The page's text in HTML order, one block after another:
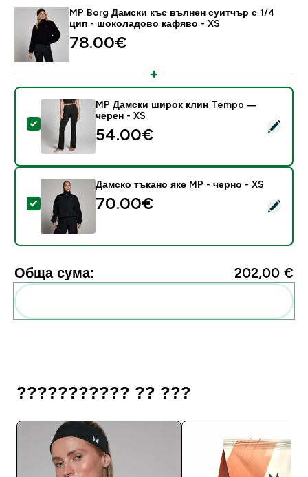
MP Borg Дамски къс вълнен суитчър с 1/4
цип - шоколадово кафяво - XS
78.00€‎
Select this product - MP Дамски широк клин Tempo
MP Дамски широк клин Tempo —
черен - XS
54.00€‎
Select this product - Дамско тъкано яке MP - черно
Дамско тъкано яке MP - черно - XS
70.00€‎
Обща сума: 202,00 €‎
??????????? ?? ???